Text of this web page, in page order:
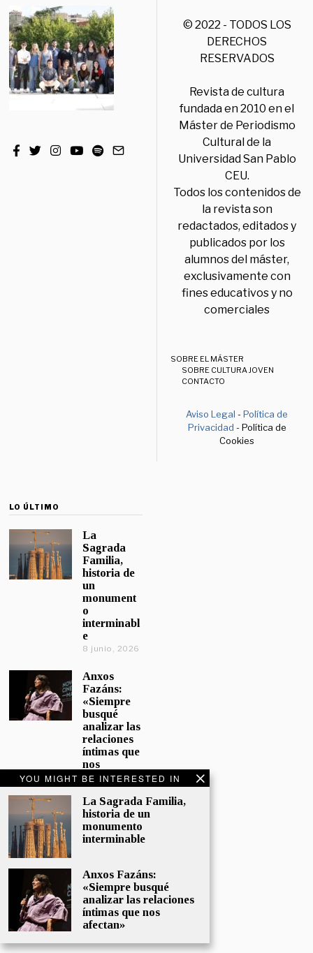
YOU MIGHT BE INTERESTED IN
La Sagrada Familia,
historia de un
monumento
interminable
Anxos Fazáns:
«Siempre busqué
analizar las relaciones
íntimas que nos
afectan»
© 2022 - TODOS LOS
DERECHOS
RESERVADOS
Revista de cultura
fundada en 2010 en el
Máster de Periodismo
Cultural de la
Universidad San Pablo
CEU.
Todos los contenidos de
la revista son
redactados, editados y
publicados por los
alumnos del máster,
exclusivamente con
fines educativos y no
comerciales
SOBRE EL MÁSTER
SOBRE CULTURA JOVEN
CONTACTO
Aviso Legal -Política de
Privacidad - Política de
Cookies
LO ÚLTIMO
La
Sagrada
Familia,
historia de
un
monument
o
interminabl
e
8 junio, 2026
Anxos
Fazáns:
«Siempre
busqué
analizar las
relaciones
íntimas que
nos
afectan»
5 junio, 2026
El hijo de la
cómica, el
homenaje
Sacristán a
Fernán
Gómez
28 mayo,
2026